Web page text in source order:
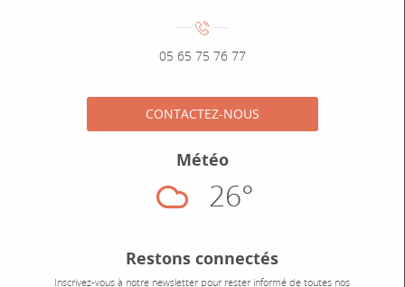
Numéro de téléphone :
05 65 75 76 77
CONTACTEZ-NOUS
Météo
Nuageux
26°
Restons connectés
Inscrivez-vous à notre newsletter pour rester informé de toutes nos